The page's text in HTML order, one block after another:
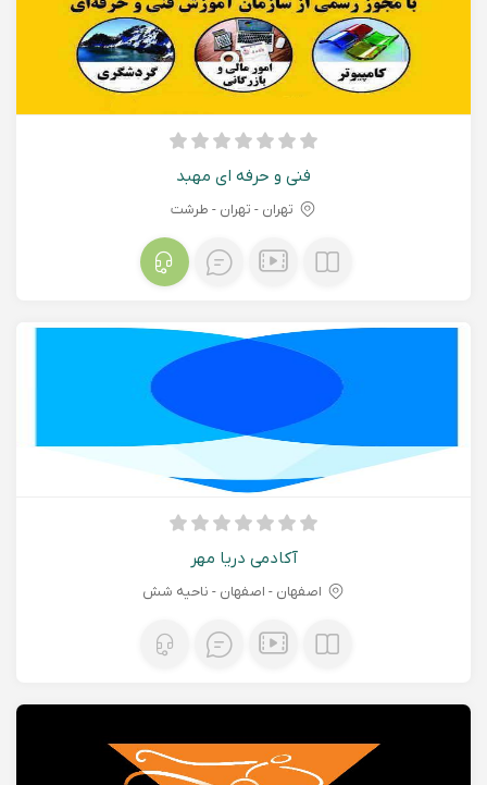
فنی و حرفه ای مهبد
تهران - تهران - طرشت
آکادمی دریا مهر
اصفهان - اصفهان - ناحیه شش